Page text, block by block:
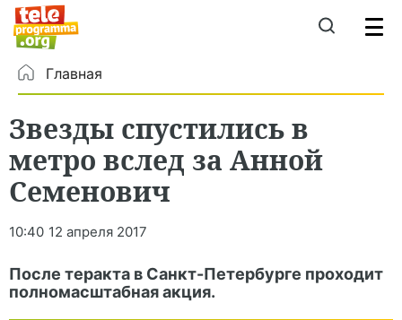
Главная
Звезды спустились в
метро вслед за Анной
Семенович
10:40 12 апреля 2017
После теракта в Санкт-Петербурге проходит
полномасштабная акция.